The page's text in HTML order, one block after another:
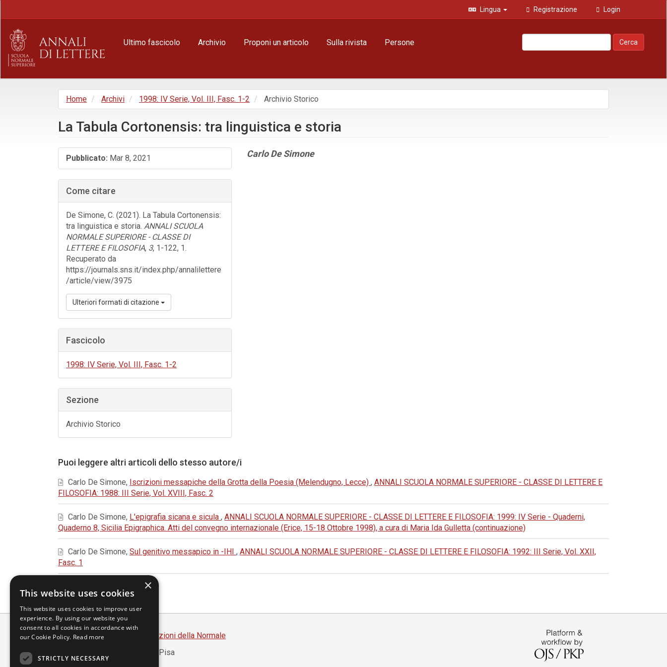
principale
Barra
laterale
Lingua Registrazione Login
Ultimo fascicolo Archivio Proponi un articolo Sulla rivista Persone Cerca
Home Archivi 1998: IV Serie, Vol. III, Fasc. 1-2 Archivio Storico
La Tabula Cortonensis: tra linguistica e storia
Barra
laterale
dell'articolo
Pubblicato: Mar 8, 2021
Come citare
De Simone, C. (2021). La Tabula Cortonensis:
tra linguistica e storia. ANNALI SCUOLA
NORMALE SUPERIORE - CLASSE DI
LETTERE E FILOSOFIA, 3, 1-122, 1.
Recuperato da
https://journals.sns.it/index.php/annalilettere
/article/view/3975
Ulteriori formati di citazione
Fascicolo
1998: IV Serie, Vol. III, Fasc. 1-2
Sezione
Archivio Storico
Contenuto
Carlo De Simone
Puoi leggere altri articoli dello stesso autore/i
Carlo De Simone, Iscrizioni messapiche della Grotta della Poesia (Melendugno, Lecce) , ANNALI SCUOLA NORMALE SUPERIORE - CLASSE DI LETTERE E
FILOSOFIA: 1988: III Serie, Vol. XVIII, Fasc. 2
Carlo De Simone, L'epigrafia sicana e sicula , ANNALI SCUOLA NORMALE SUPERIORE - CLASSE DI LETTERE E FILOSOFIA: 1999: IV Serie - Quaderni,
Quaderno 8, Sicilia Epigraphica. Atti del convegno internazionale (Erice, 15-18 Ottobre 1998), a cura di Maria Ida Gulletta (continuazione)
Carlo De Simone, Sul genitivo messapico in -IHI , ANNALI SCUOLA NORMALE SUPERIORE - CLASSE DI LETTERE E FILOSOFIA: 1992: III Serie, Vol. XXII,
Fasc. 1
Scuola Normale Superiore
Edizioni della Normale
Piazza dei Cavalieri, 7 - 56126 Pisa
×
This website uses cookies
This website uses cookies to improve user
experience. By using our website you
consent to all cookies in accordance with
our Cookie Policy. Read more
STRICTLY NECESSARY